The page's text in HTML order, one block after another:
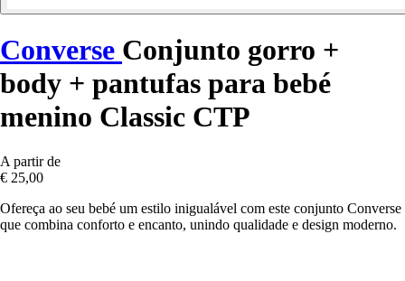
Converse Conjunto gorro +
body + pantufas para bebé
menino Classic CTP
A partir de
€ 25,00
Ofereça ao seu bebé um estilo inigualável com este conjunto Converse
que combina conforto e encanto, unindo qualidade e design moderno.